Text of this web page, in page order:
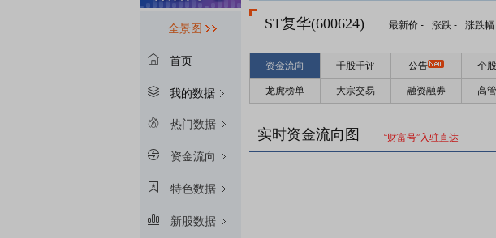
全景图
首页
我的数据
热门数据
资金流向
特色数据
新股数据
ST复华(600624) 最新价 - 涨跌 - 涨跌幅
资金流向 千股千评 公告 个
龙虎榜单 大宗交易 融资融券 高
实时资金流向图 “财富号”入驻直达